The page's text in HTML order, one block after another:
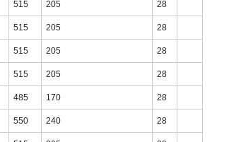
515 205 28
515 205 28
515 205 28
515 205 28
485 170 28
550 240 28